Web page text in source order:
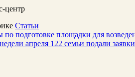
центр
Статьи
по подготовке площадки для
апреля 122 семьи подали